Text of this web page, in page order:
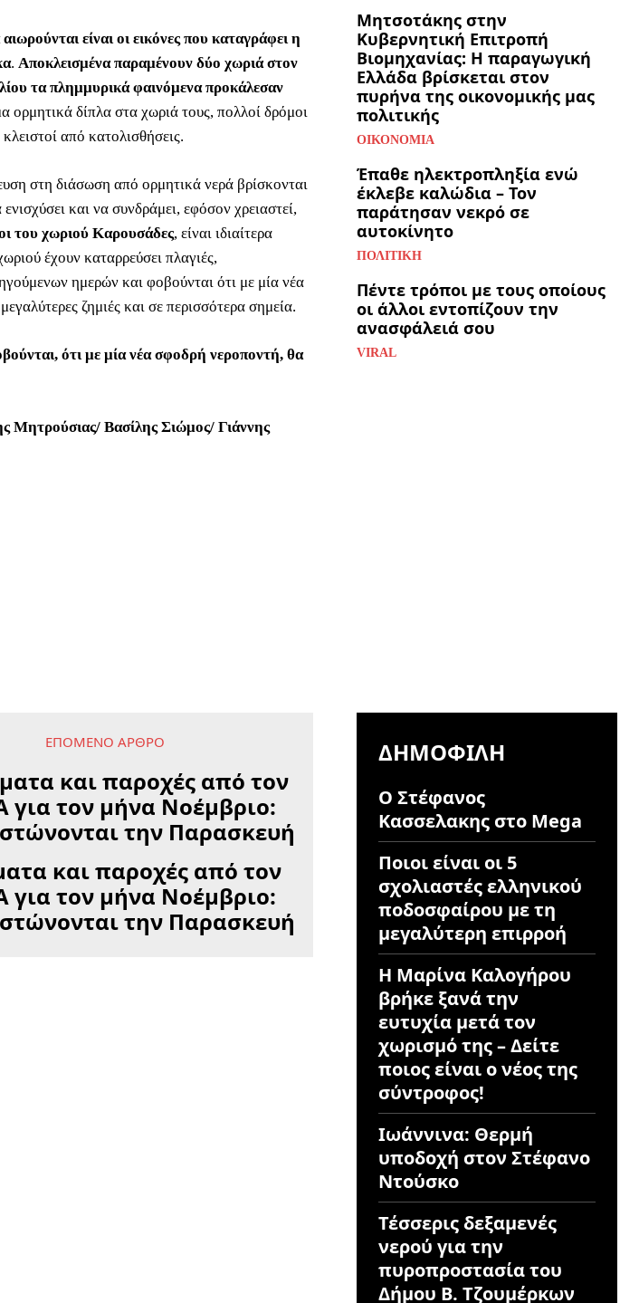
είναι οι εικόνες που καταγράφει η
. Αποκλεισμένα παραμένουν δύο χωριά στον
τα πλημμυρικά φαινόμενα προκάλεσαν
ορμητικά δίπλα στα χωριά τους, πολλοί δρόμοι
κλειστοί από κατολισθήσεις.
στη διάσωση από ορμητικά νερά βρίσκονται
και να συνδράμει, εφόσον χρειαστεί,
του χωριού Καρουσάδες, είναι ιδιαίτερα
έχουν καταρρεύσει πλαγιές,
ημερών και φοβούνται ότι με μία νέα
ζημιές και σε περισσότερα σημεία.
ότι με μία νέα σφοδρή νεροποντή, θα
Μητρούσιας/ Βασίλης Σιώμος/ Γιάννης
Μητσοτάκης στην
Κυβερνητική Επιτροπή
Βιομηχανίας: Η παραγωγική
Ελλάδα βρίσκεται στον
πυρήνα της οικονομικής μας
πολιτικής
ΟΙΚΟΝΟΜΊΑ
Έπαθε ηλεκτροπληξία ενώ
έκλεβε καλώδια – Τον
παράτησαν νεκρό σε
αυτοκίνητο
ΠΟΛΙΤΙΚΉ
Πέντε τρόποι με τους οποίους
οι άλλοι εντοπίζουν την
ανασφάλειά σου
VIRAL
ΕΠΌΜΕΝΟ ΆΡΘΡΟ
και παροχές από τον
για τον μήνα Νοέμβριο:
την Παρασκευή
ΔΗΜΟΦΙΛΉ
Ο Στέφανος
Κασσελακης στο Mega
Ποιοι είναι οι 5
σχολιαστές ελληνικού
ποδοσφαίρου με τη
μεγαλύτερη επιρροή
Η Μαρίνα Καλογήρου
βρήκε ξανά την
ευτυχία μετά τον
χωρισμό της – Δείτε
ποιος είναι ο νέος της
σύντροφος!
Ιωάννινα: Θερμή
υποδοχή στον Στέφανο
Ντούσκο
Τέσσερις δεξαμενές
νερού για την
πυροπροστασία του
Δήμου Β. Τζουμέρκων